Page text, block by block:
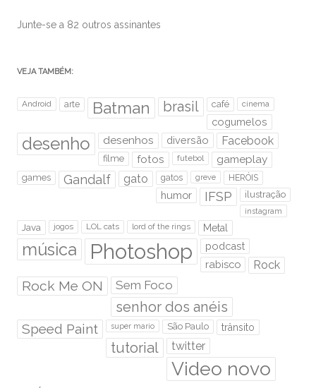
Junte-se a 82 outros assinantes
VEJA TAMBÉM:
Android arte Batman brasil café cinema
cogumelos
desenho desenhos diversão Facebook
filme fotos futebol gameplay
games Gandalf gato gatos greve HERÓIS
humor IFSP ilustração
instagram
Java jogos LOL cats lord of the rings Metal
música Photoshop
podcast
rabisco
Rock
Rock Me ON Sem Foco
senhor dos anéis
Speed Paint super mario São Paulo trânsito
tutorial twitter
Video novo